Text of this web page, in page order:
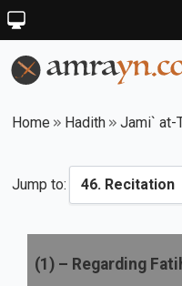
Home Hadith Jami` at-
Jump to:
(1 ) – Regarding